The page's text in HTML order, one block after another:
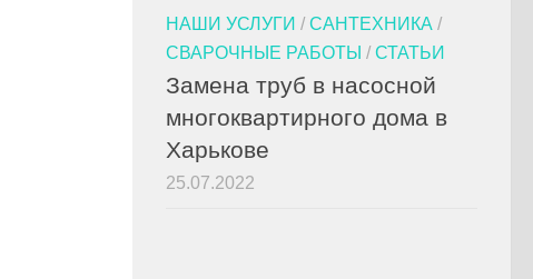
НАШИ УСЛУГИ / САНТЕХНИКА /
СВАРОЧНЫЕ РАБОТЫ / СТАТЬИ
Замена труб в насосной
многоквартирного дома в
Харькове
25.07.2022